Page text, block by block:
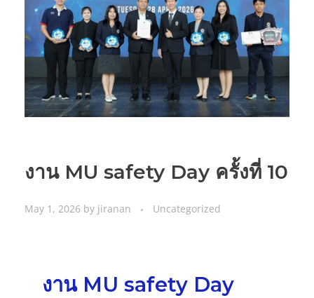
งาน MU safety Day ครั้งที่ 10
May 1, 2026 by jiranan Uncategorized
งาน MU safety Day